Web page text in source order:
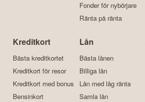
Fonder för nybörjare
Ränta på ränta
Kreditkort
Bästa kreditkortet
Kreditkort för resor
Kreditkort med bonus
Bensinkort
Lån
Bästa lånen
Billiga lån
Lån med låg ränta
Samla lån